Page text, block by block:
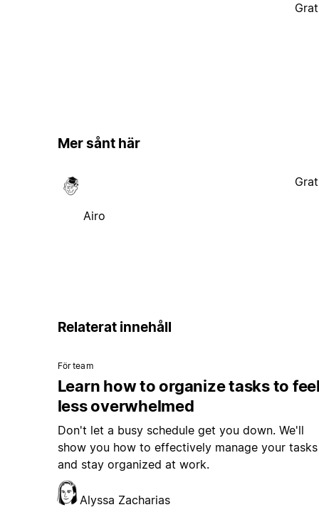
Mer sånt här
Airo
Relaterat innehåll
För team
Learn how to organize tasks to feel
less overwhelmed
Don't let a busy schedule get you down. We'll
show you how to effectively manage your tasks
and stay organized at work.
Alyssa Zacharias